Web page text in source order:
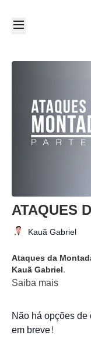
ATAQUES
Kauã Gabriel
Ataques da
Kauã Gabriel.
Saiba mais
Não há opções
em breve!